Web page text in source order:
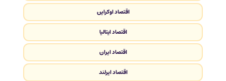
اقتصاد اوکراین
اقتصاد ایتالیا
اقتصاد ایران
اقتصاد ایرلند